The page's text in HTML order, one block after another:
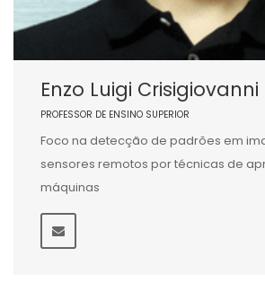
Enzo Luigi Crisigiovanni
PROFESSOR DE ENSINO SUPERIOR
Foco na detecção de padrões em
sensores remotos por técnicas de
máquinas